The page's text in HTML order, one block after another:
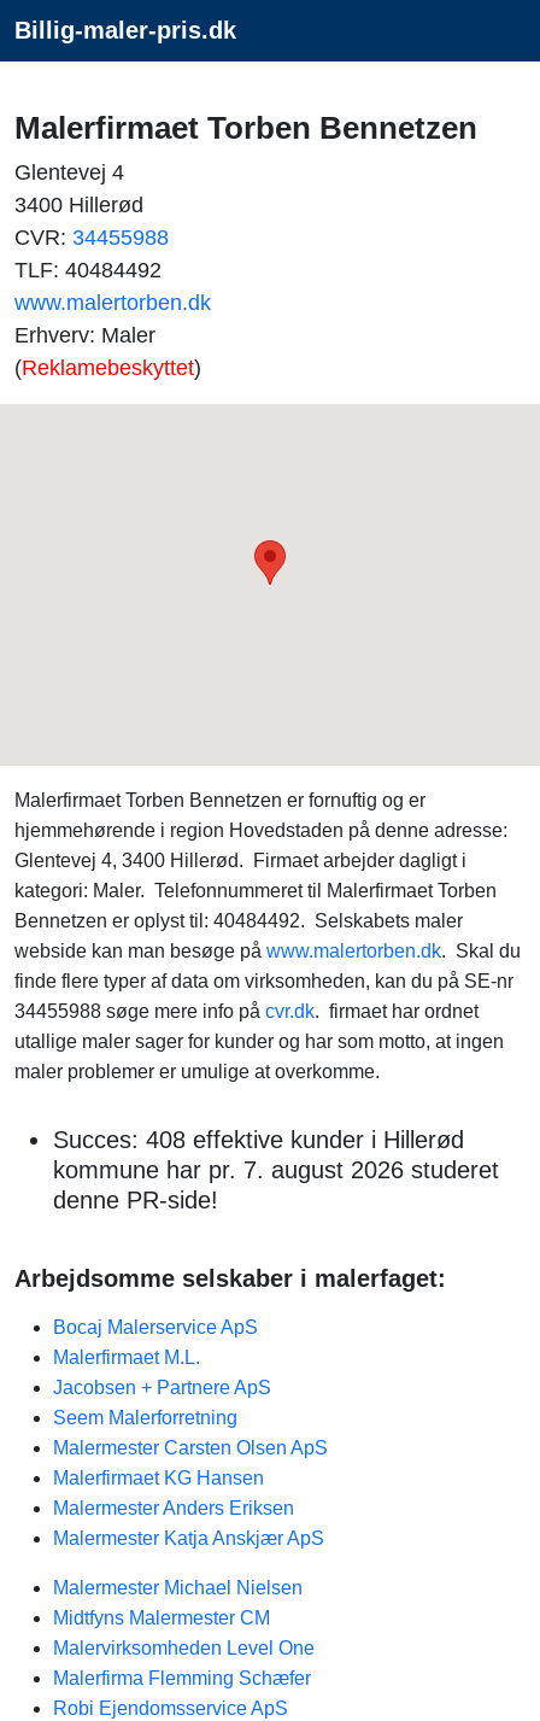
Billig-maler-pris.dk
Malerfirmaet Torben Bennetzen
Glentevej 4
3400 Hillerød
CVR: 34455988
TLF: 40484492
www.malertorben.dk
Erhverv: Maler
(Reklamebeskyttet)
Malerfirmaet Torben Bennetzen er fornuftig og er
hjemmehørende i region Hovedstaden på denne adresse:
Glentevej 4, 3400 Hillerød. Firmaet arbejder dagligt i
kategori: Maler. Telefonnummeret til Malerfirmaet Torben
Bennetzen er oplyst til: 40484492. Selskabets maler
webside kan man besøge på www.malertorben.dk. Skal du
finde flere typer af data om virksomheden, kan du på SE-nr
34455988 søge mere info på cvr.dk. firmaet har ordnet
utallige maler sager for kunder og har som motto, at ingen
maler problemer er umulige at overkomme.
Succes: 408 effektive kunder i Hillerød
kommune har pr. 7. august 2026 studeret
denne PR-side!
Arbejdsomme selskaber i malerfaget:
Bocaj Malerservice ApS
Malerfirmaet M.L.
Jacobsen + Partnere ApS
Seem Malerforretning
Malermester Carsten Olsen ApS
Malerfirmaet KG Hansen
Malermester Anders Eriksen
Malermester Katja Anskjær ApS
Malermester Michael Nielsen
Midtfyns Malermester CM
Malervirksomheden Level One
Malerfirma Flemming Schæfer
Robi Ejendomsservice ApS